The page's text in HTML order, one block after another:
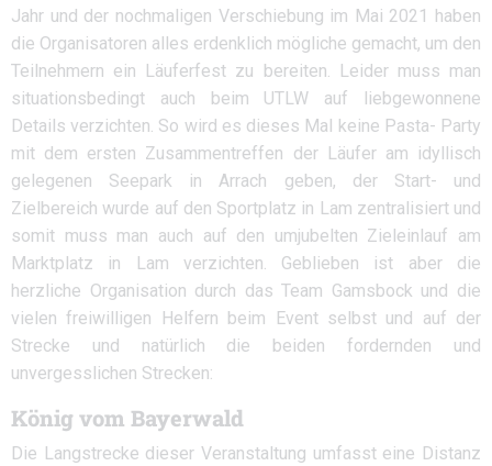
Jahr und der nochmaligen Verschiebung im Mai 2021 haben
die Organisatoren alles erdenklich mögliche gemacht, um den
Teilnehmern ein Läuferfest zu bereiten. Leider muss man
situationsbedingt auch beim UTLW auf liebgewonnene
Details verzichten. So wird es dieses Mal keine Pasta- Party
mit dem ersten Zusammentreffen der Läufer am idyllisch
gelegenen Seepark in Arrach geben, der Start- und
Zielbereich wurde auf den Sportplatz in Lam zentralisiert und
somit muss man auch auf den umjubelten Zieleinlauf am
Marktplatz in Lam verzichten. Geblieben ist aber die
herzliche Organisation durch das Team Gamsbock und die
vielen freiwilligen Helfern beim Event selbst und auf der
Strecke und natürlich die beiden fordernden und
unvergesslichen Strecken:
König vom Bayerwald
Die Langstrecke dieser Veranstaltung umfasst eine Distanz